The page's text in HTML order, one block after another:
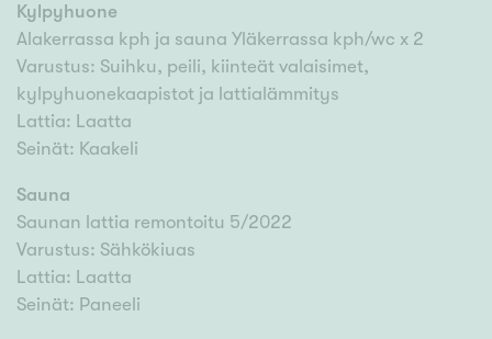
Kylpyhuone
Alakerrassa kph ja sauna Yläkerrassa kph/wc x 2
Varustus: Suihku, peili, kiinteät valaisimet,
kylpyhuonekaapistot ja lattialämmitys
Lattia: Laatta
Seinät: Kaakeli
Sauna
Saunan lattia remontoitu 5/2022
Varustus: Sähkökiuas
Lattia: Laatta
Seinät: Paneeli